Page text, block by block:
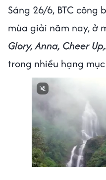
Sáng 26/6, BTC công
mùa giải năm nay, ở
Glory, Anna, Cheer
trong nhiều hạng
Next video in 3